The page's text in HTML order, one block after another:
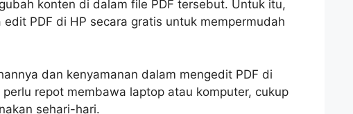
konten di dalam file PDF tersebut. Untuk itu,
PDF di HP secara gratis untuk mempermudah
dan kenyamanan dalam mengedit PDF di
repot membawa laptop atau komputer, cukup
sehari-hari.